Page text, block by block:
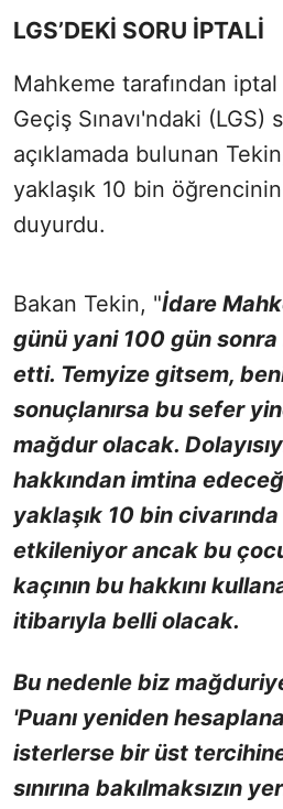
LGS’DEKİ SORU İPTALİ
Mahkeme tarafından
Geçiş Sınavı'ndaki (LGS)
açıklamada bulunan
yaklaşık 10 bin
duyurdu.
Bakan Tekin, "İdare
günü yani 100 gün
etti. Temyize gitsem,
sonuçlanırsa bu sefer
mağdur olacak.
hakkından imtina
yaklaşık 10 bin
etkileniyor ancak bu
kaçının bu hakkını
itibarıyla belli olacak.
Bu nedenle biz
'Puanı yeniden
isterlerse bir üst
sınırına bakılmaksızın